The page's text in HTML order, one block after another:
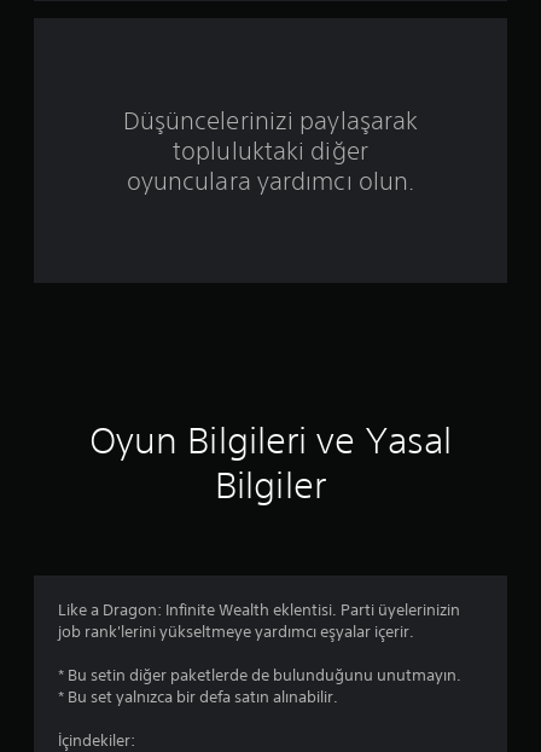
ü
4
l
d
Düşüncelerinizi paylaşarak
topluluktaki diğer
oyunculara yardımcı olun.
Oyun Bilgileri ve Yasal
Bilgiler
Like a Dragon: Infinite Wealth eklentisi. Parti üyelerinizin
job rank'lerini yükseltmeye yardımcı eşyalar içerir.
* Bu setin diğer paketlerde de bulunduğunu unutmayın.
* Bu set yalnızca bir defa satın alınabilir.
İçindekiler: